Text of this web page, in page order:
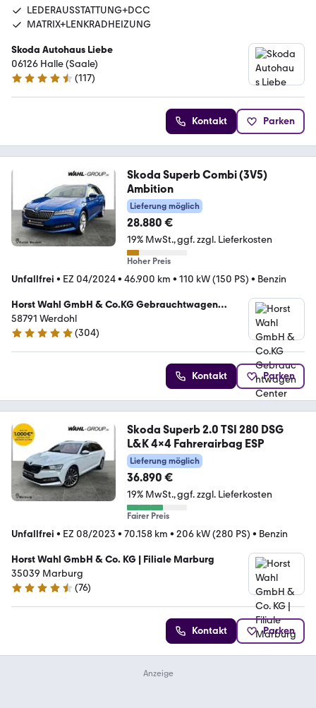
LEDERAUSSTATTUNG+DCC
MATRIX+LENKRADHEIZUNG
Skoda Autohaus Liebe
06126 Halle (Saale)
4.5 Sterne
(117)
Kontakt Parken
Skoda Superb Combi (3V5)
Ambition
Lieferung möglich
28.880 €
19% MwSt. ggf. zzgl. Lieferkosten
Hoher Preis
Unfallfrei • EZ 04/2024• 46.900 km • 110 kW (150 PS) • Benzin
Horst Wahl GmbH & Co.KG Gebrauchtwagen
Center
58791 Werdohl
5 Sterne
(304)
Kontakt Parken
Skoda Superb 2.0 TSI 280 DSG
L&K 4x4 Fahrerairbag ESP
Lieferung möglich
36.890 €
19% MwSt. ggf. zzgl. Lieferkosten
Fairer Preis
Unfallfrei • EZ 08/2023 • 70.158 km • 206 kW (280 PS) • Benzin
Horst Wahl GmbH & Co. KG | Filiale Marburg
35039 Marburg
4.4 Sterne
(76)
Kontakt Parken